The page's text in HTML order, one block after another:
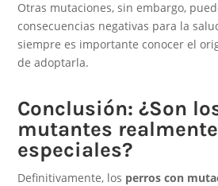
Otras mutaciones, sin embargo,
consecuencias negativas para la
siempre es importante conocer el
de adoptarla.
Conclusión: ¿Son
mutantes realmente
especiales?
Definitivamente, los perros con